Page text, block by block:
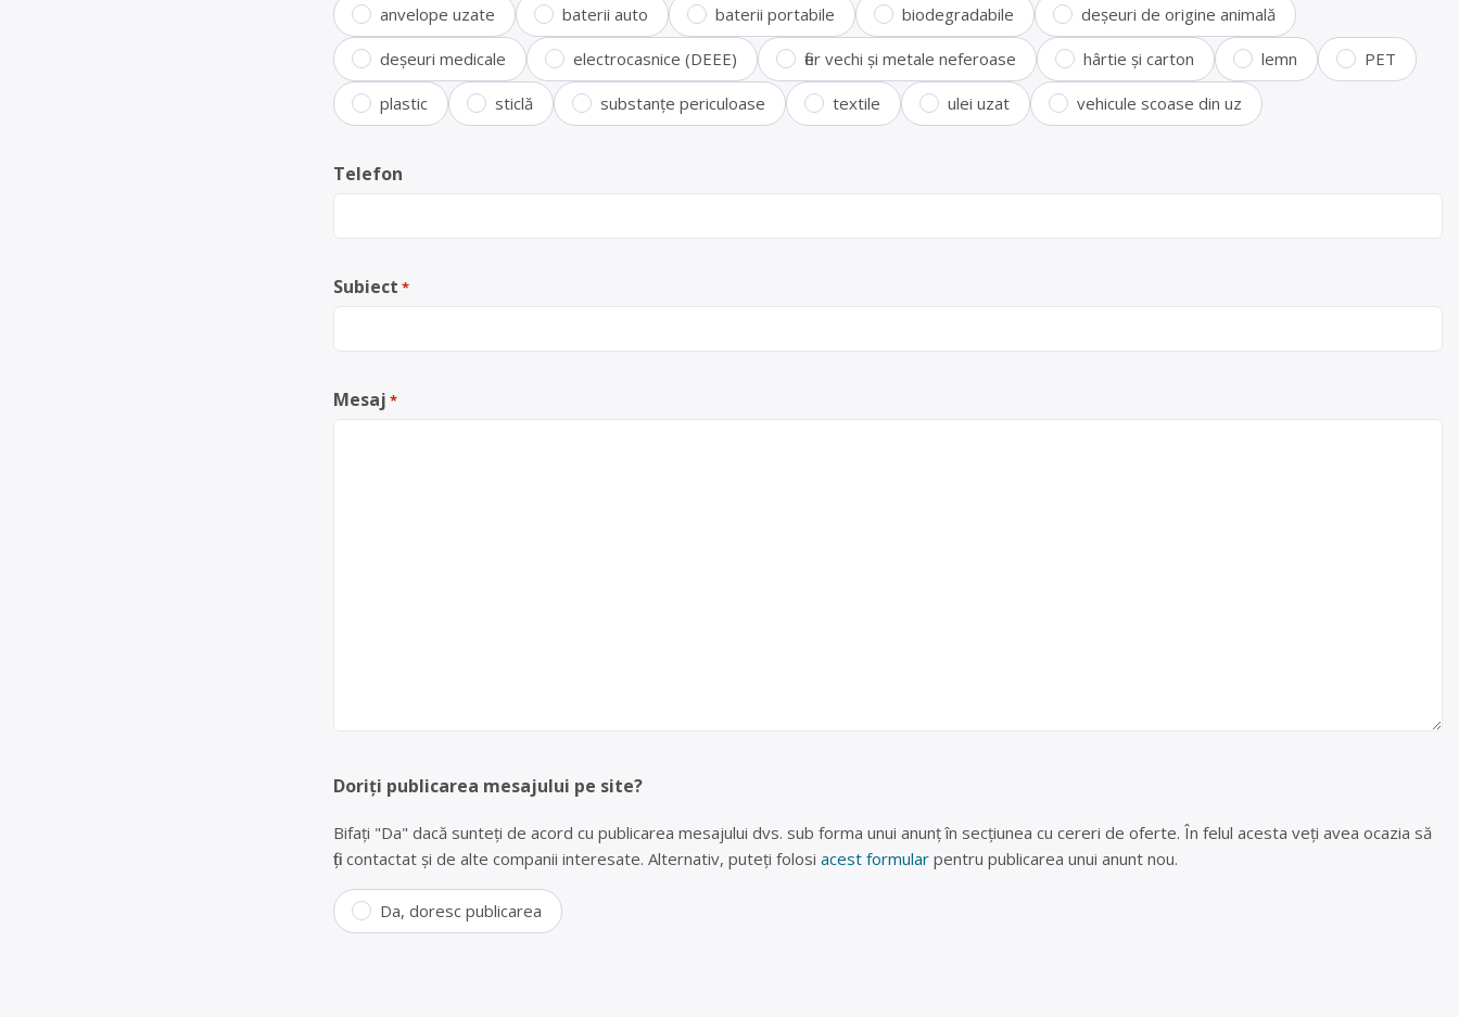
anvelope uzate baterii auto baterii portabile biodegradabile deșeuri de origine animală
deșeuri medicale electrocasnice (DEEE) fier vechi și metale neferoase hârtie și carton lemn PET
plastic sticlă substanțe periculoase textile ulei uzat vehicule scoase din uz
Telefon
Subiect *
Mesaj *
Doriți publicarea mesajului pe site?
Bifați "Da" dacă sunteți de acord cu publicarea mesajului dvs. sub forma unui anunț în secțiunea cu cereri de oferte. În felul acesta veți avea ocazia să
fiți contactat și de alte companii interesate. Alternativ, puteți folosi acest formular pentru publicarea unui anunt nou.
Da, doresc publicarea